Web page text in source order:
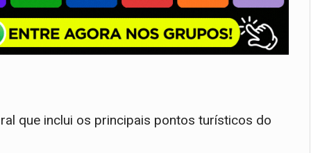
que inclui os principais pontos turísticos do